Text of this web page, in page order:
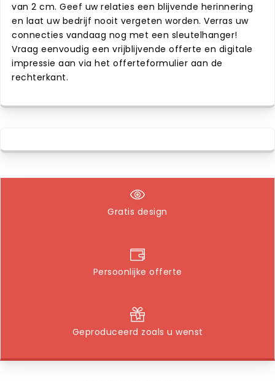
van 2 cm. Geef uw relaties een blijvende herinnering
en laat uw bedrijf nooit vergeten worden. Verras uw
connecties vandaag nog met een sleutelhanger!
Vraag eenvoudig een vrijblijvende offerte en digitale
impressie aan via het offerteformulier aan de
rechterkant.
Gratis design
Persoonlijke offerte
Geproduceerd zoals u wenst